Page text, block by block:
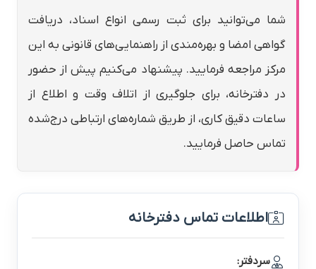
شما می‌توانید برای ثبت رسمی انواع اسناد، دریافت
گواهی امضا و بهره‌مندی از راهنمایی‌های قانونی به این
مرکز مراجعه فرمایید. پیشنهاد می‌کنیم پیش از حضور
در دفترخانه، برای جلوگیری از اتلاف وقت و اطلاع از
ساعات دقیق کاری، از طریق شماره‌های ارتباطی درج‌شده
تماس حاصل فرمایید.
اطلاعات تماس دفترخانه
سردفتر: